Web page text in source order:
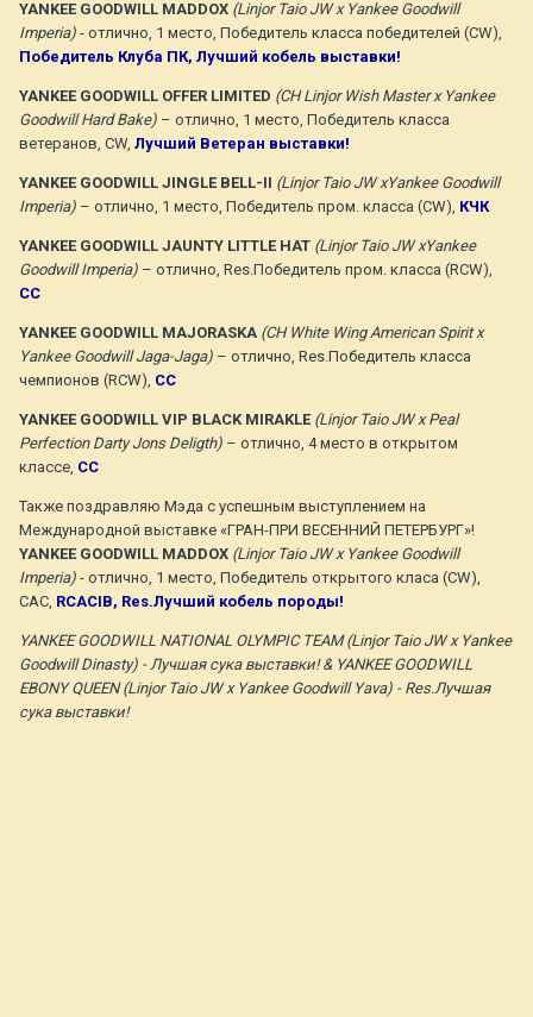
YANKEE GOODWILL MADDOX (Linjor Taio JW x Yankee Goodwill
Imperia) - отлично, 1 место, Победитель класcа победителей (CW),
Победитель Клуба ПК, Лучший кобель выставки!
YANKEE GOODWILL OFFER LIMITED (CH Linjor Wish Master x Yankee
Goodwill Hard Bake) – отлично, 1 место, Победитель класса
ветеранов, CW, Лучший Ветеран выставки!
YANKEE GOODWILL JINGLE BELL-II (Linjor Taio JW xYankee Goodwill
Imperia) – отлично, 1 место, Победитель пром. класса (CW), КЧК
YANKEE GOODWILL JAUNTY LITTLE HAT (Linjor Taio JW xYankee
Goodwill Imperia) – отлично, Res.Победитель пром. класса (RCW),
CC
YANKEE GOODWILL MAJORASKA (CH White Wing American Spirit x
Yankee Goodwill Jaga-Jaga) – отлично, Res.Победитель класса
чемпионов (RCW), CC
YANKEE GOODWILL VIP BLACK MIRAKLE (Linjor Taio JW x Peal
Perfection Darty Jons Deligth) – отлично, 4 место в открытом
классе, CC
Также поздравляю Мэда с успешным выступлением на
Международной выставке «ГРАН-ПРИ ВЕСЕННИЙ ПЕТЕРБУРГ»!
YANKEE GOODWILL MADDOX (Linjor Taio JW x Yankee Goodwill
Imperia) - отлично, 1 место, Победитель открытого класа (CW),
САС, RCACIB, Res.Лучший кобель породы!
YANKEE GOODWILL NATIONAL OLYMPIC TEAM (Linjor Taio JW x Yankee
Goodwill Dinasty) - Лучшая сука выставки! & YANKEE GOODWILL
EBONY QUEEN (Linjor Taio JW x Yankee Goodwill Yava) - Res.Лучшая
сука выставки!